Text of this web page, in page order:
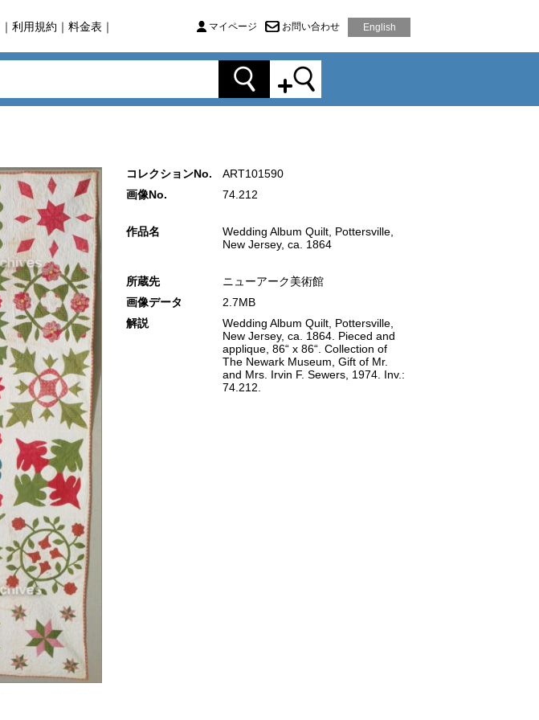
｜ 利用規約 ｜ 料金表 ｜ マイページ お問い合わせ English
コレクションNo.
ART101590
画像No.
74.212
作品名
Wedding Album Quilt, Pottersville,
New Jersey, ca. 1864
所蔵先
ニューアーク美術館
画像データ
2.7MB
解説
Wedding Album Quilt, Pottersville,
New Jersey, ca. 1864. Pieced and
applique, 86“ x 86“. Collection of
The Newark Museum, Gift of Mr.
and Mrs. Irvin F. Sewers, 1974. Inv.:
74.212.